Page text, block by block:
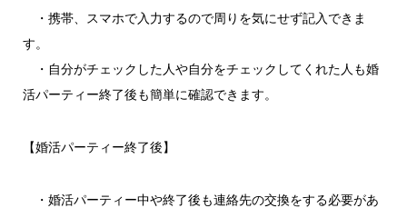
・携帯、スマホで入力するので周りを気にせず記入できま
す。
・自分がチェックした人や自分をチェックしてくれた人も婚
活パーティー終了後も簡単に確認できます。
【婚活パーティー終了後】
・婚活パーティー中や終了後も連絡先の交換をする必要があ